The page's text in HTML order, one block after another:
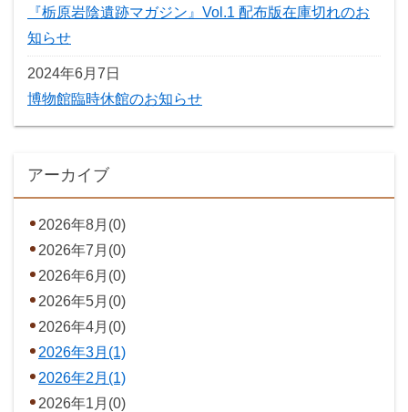
『栃原岩陰遺跡マガジン』Vol.1 配布版在庫切れのお
知らせ
2024年6月7日
博物館臨時休館のお知らせ
アーカイブ
2026年8月(0)
2026年7月(0)
2026年6月(0)
2026年5月(0)
2026年4月(0)
2026年3月(1)
2026年2月(1)
2026年1月(0)